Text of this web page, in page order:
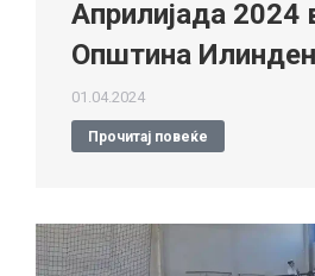
Априлијада 2024
Општина Илинден
01.04.2024
Прочитај повеќе